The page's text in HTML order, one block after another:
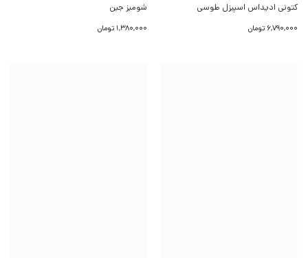
کتونی ادیداس اسپیزل طوسی
6,790,000تومان
شومیز جین
1,380,000تومان